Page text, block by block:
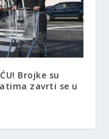
Brojke su
zavrti se u